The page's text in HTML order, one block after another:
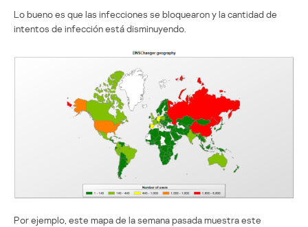
Lo bueno es que las infecciones se bloquearon y la cantidad de
intentos de infección está disminuyendo.
Por ejemplo, este mapa de la semana pasada muestra este